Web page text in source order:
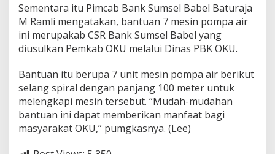
Sementara itu Pimcab Bank Sumsel Babel Baturaja
M Ramli mengatakan, bantuan 7 mesin pompa air
ini merupakab CSR Bank Sumsel Babel yang
diusulkan Pemkab OKU melalui Dinas PBK OKU.
Bantuan itu berupa 7 unit mesin pompa air berikut
selang spiral dengan panjang 100 meter untuk
melengkapi mesin tersebut. “Mudah-mudahan
bantuan ini dapat memberikan manfaat bagi
masyarakat OKU,” pumgkasnya. (Lee)